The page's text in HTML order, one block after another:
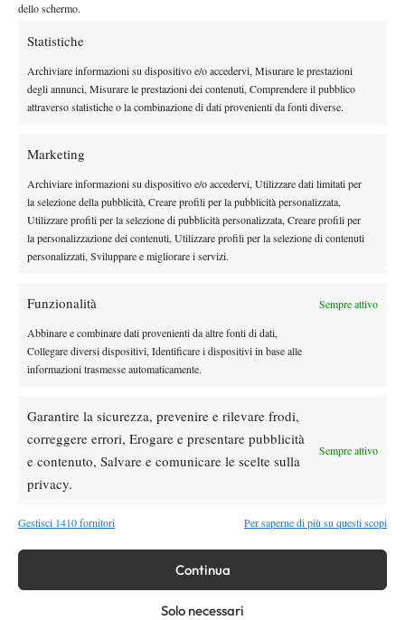
dello schermo.
Statistiche
Archiviare informazioni su dispositivo e/o accedervi, Misurare le prestazioni
degli annunci, Misurare le prestazioni dei contenuti, Comprendere il pubblico
attraverso statistiche o la combinazione di dati provenienti da fonti diverse.
Marketing
Archiviare informazioni su dispositivo e/o accedervi, Utilizzare dati limitati per
la selezione della pubblicità, Creare profili per la pubblicità personalizzata,
Utilizzare profili per la selezione di pubblicità personalizzata, Creare profili per
la personalizzazione dei contenuti, Utilizzare profili per la selezione di contenuti
personalizzati, Sviluppare e migliorare i servizi.
Funzionalità Sempre attivo
Abbinare e combinare dati provenienti da altre fonti di dati,
Collegare diversi dispositivi, Identificare i dispositivi in base alle
informazioni trasmesse automaticamente.
Garantire la sicurezza, prevenire e rilevare frodi,
correggere errori, Erogare e presentare pubblicità
e contenuto, Salvare e comunicare le scelte sulla
privacy.
Sempre attivo
Gestisci 1410 fornitori Per saperne di più su questi scopi
Continua
Solo necessari
ancora poco chiari e, dopo le recenti dichiarazioni dell’allenatore
inesorabile, soprattutto tra i media spagnoli – che vedono ancora
un connazionale come l’opzione più plausibile – il murciano
che gli riesce meglio: giocare a tennis.
Atp News
Monfils sfida il tempo: a quasi 40 anni entra
Atp News
Masters 1000 Montreal 2026: programma,
arrende a Navone all’esordio